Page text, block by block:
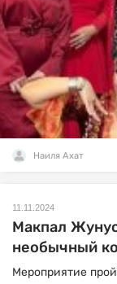
Наиля Ахат
11.11.2024
Макпал
необычный
Мероприятие